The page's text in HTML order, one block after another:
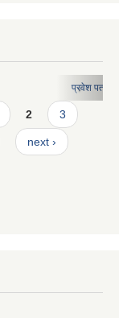
2 3
next ›